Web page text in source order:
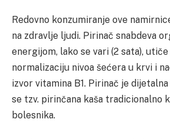
Redovno konzumiranje ove
na zdravlje ljudi. Pirinač snabdeva
energijom, lako se vari (2 sata),
normalizaciju nivoa šećera u krvi i
izvor vitamina B1. Pirinač je
se tzv. pirinčana kaša tradicionalno
bolesnika.